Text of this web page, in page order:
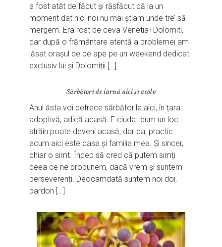
a fost atât de făcut și răsfăcut că la un
moment dat nici noi nu mai știam unde tre’ să
mergem. Era rost de ceva Venetia+Dolomiti,
dar după o frământare atentă a problemei am
lăsat orașul de pe ape pe un weekend dedicat
exclusiv lui și Dolomiții […]
Sărbători de iarnă aici și acolo
Anul ăsta voi petrece sărbătorile aici, în țara
adoptivă, adică acasă. E ciudat cum un loc
străin poate deveni acasă, dar da, practic
acum aici este casa și familia mea. Și sincer,
chiar o simt. Încep să cred că putem simți
ceea ce ne propunem, dacă vrem și suntem
perseverenți. Deocamdată suntem noi doi,
pardon […]